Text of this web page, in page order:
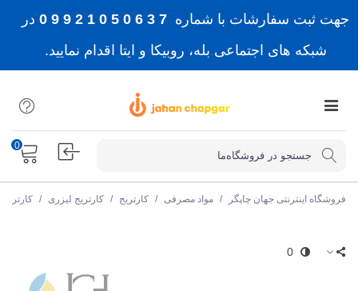
جهت ثبت سفارشات با شماره 7 3 6 0 5 0 1 2 9 9 0
در
شبکه های اجتماعی بله، روبیکا و ایتا اقدام نمایید.
0
فروشگاه اینترنتی جهان چاپگر / مواد مصرفی / کارتریج / کارتریج لیزری /
0